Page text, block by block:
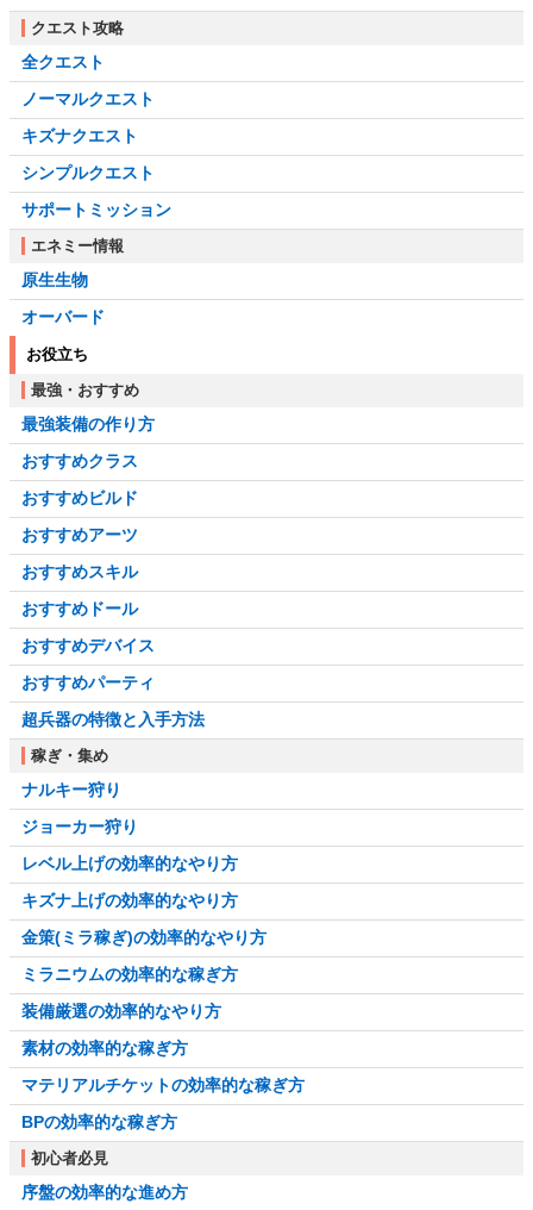
クエスト攻略
全クエスト
ノーマルクエスト
キズナクエスト
シンプルクエスト
サポートミッション
エネミー情報
原生生物
オーバード
お役立ち
最強・おすすめ
最強装備の作り方
おすすめクラス
おすすめビルド
おすすめアーツ
おすすめスキル
おすすめドール
おすすめデバイス
おすすめパーティ
超兵器の特徴と入手方法
稼ぎ・集め
ナルキー狩り
ジョーカー狩り
レベル上げの効率的なやり方
キズナ上げの効率的なやり方
金策(ミラ稼ぎ)の効率的なやり方
ミラニウムの効率的な稼ぎ方
装備厳選の効率的なやり方
素材の効率的な稼ぎ方
マテリアルチケットの効率的な稼ぎ方
BPの効率的な稼ぎ方
初心者必見
序盤の効率的な進め方